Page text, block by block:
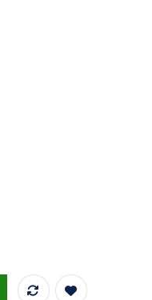
- 7436 mennyiség